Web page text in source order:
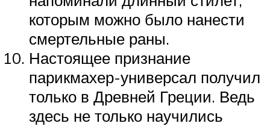
которым можно было нанести
смертельные раны.
Настоящее признание
парикмахер-универсал получил
только в Древней Греции. Ведь
здесь не только научились